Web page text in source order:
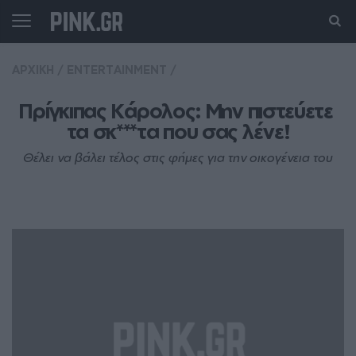
Πρίγκιπας Κάρολος: Μην πιστεύετε
τα σκ***τα που σας λένε!
Θέλει να βάλει τέλος στις φήμες για την οικογένεια του